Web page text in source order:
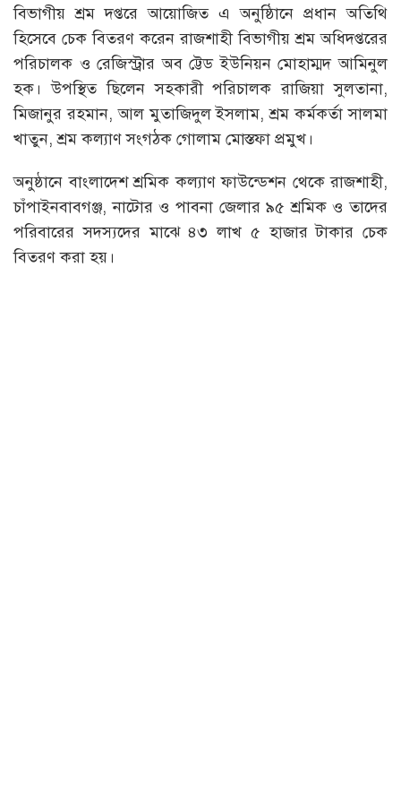
বিভাগীয় শ্রম দপ্তরে আয়োজিত এ অনুষ্ঠিানে প্রধান অতিথি
হিসেবে চেক বিতরণ করেন রাজশাহী বিভাগীয় শ্রম অধিদপ্তরের
পরিচালক ও রেজিস্ট্রার অব ট্টেড ইউনিয়ন মোহাম্মদ আমিনুল
হক। উপস্থিত ছিলেন সহকারী পরিচালক রাজিয়া সুলতানা,
মিজানুর রহমান, আল মুতাজিদুল ইসলাম, শ্রম কর্মকর্তা সালমা
খাতুন, শ্রম কল্যাণ সংগঠক গোলাম মোস্তফা প্রমুখ।
অনুষ্ঠানে বাংলাদেশ শ্রমিক কল্যাণ ফাউন্ডেশন থেকে রাজশাহী,
চাঁপাইনবাবগঞ্জ, নাটোর ও পাবনা জেলার ৯৫ শ্রমিক ও তাদের
পরিবারের সদস্যদের মাঝে ৪৩ লাখ ৫ হাজার টাকার চেক
বিতরণ করা হয়।